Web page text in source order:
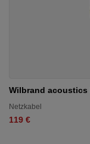
Wilbrand acoustics
Netzkabel
119 €